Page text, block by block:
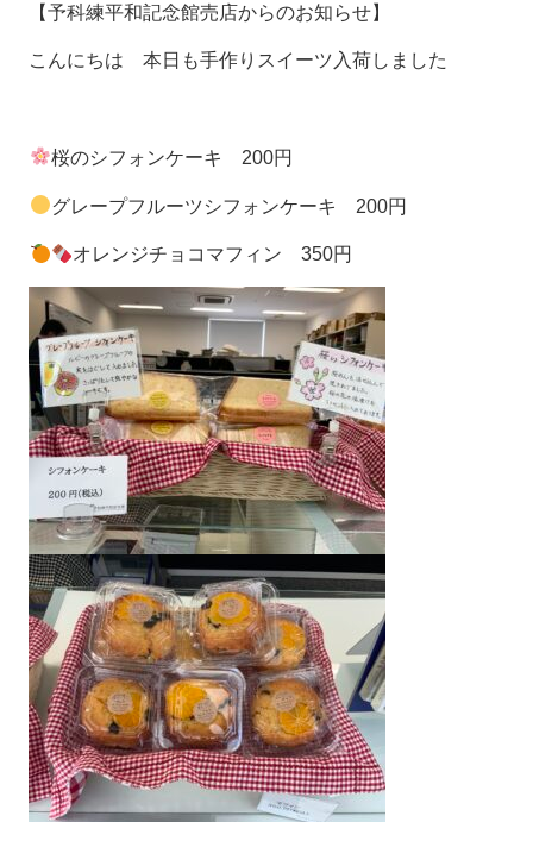
【予科練平和記念館売店からのお知らせ】
こんにちは 本日も手作りスイーツ入荷しました
桜のシフォンケーキ 200円
グレープフルーツシフォンケーキ 200円
オレンジチョコマフィン 350円